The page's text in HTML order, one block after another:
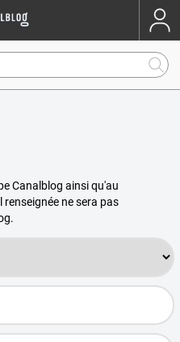
Canalblog ainsi qu'au
ne sera pas